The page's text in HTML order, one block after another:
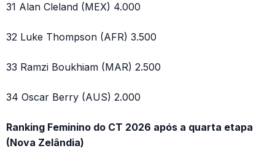
31 Alan Cleland (MEX) 4.000
32 Luke Thompson (AFR) 3.500
33 Ramzi Boukhiam (MAR) 2.500
34 Oscar Berry (AUS) 2.000
Ranking Feminino do CT 2026 após a quarta etapa
(Nova Zelândia)